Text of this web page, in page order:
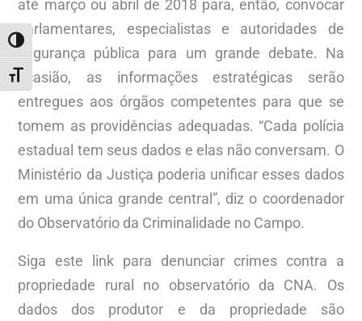
ALTERNAR ALTO CONTRASTE
ALTERNAR TAMANHO DA FONTE
até março ou abril de 2018 para, então, convocar
parlamentares, especialistas e autoridades de
segurança pública para um grande debate. Na
ocasião, as informações estratégicas serão
entregues aos órgãos competentes para que se
tomem as providências adequadas. “Cada polícia
estadual tem seus dados e elas não conversam. O
Ministério da Justiça poderia unificar esses dados
em uma única grande central”, diz o coordenador
do Observatório da Criminalidade no Campo.
Siga este link para denunciar crimes contra a
propriedade rural no observatório da CNA. Os
dados dos produtor e da propriedade são